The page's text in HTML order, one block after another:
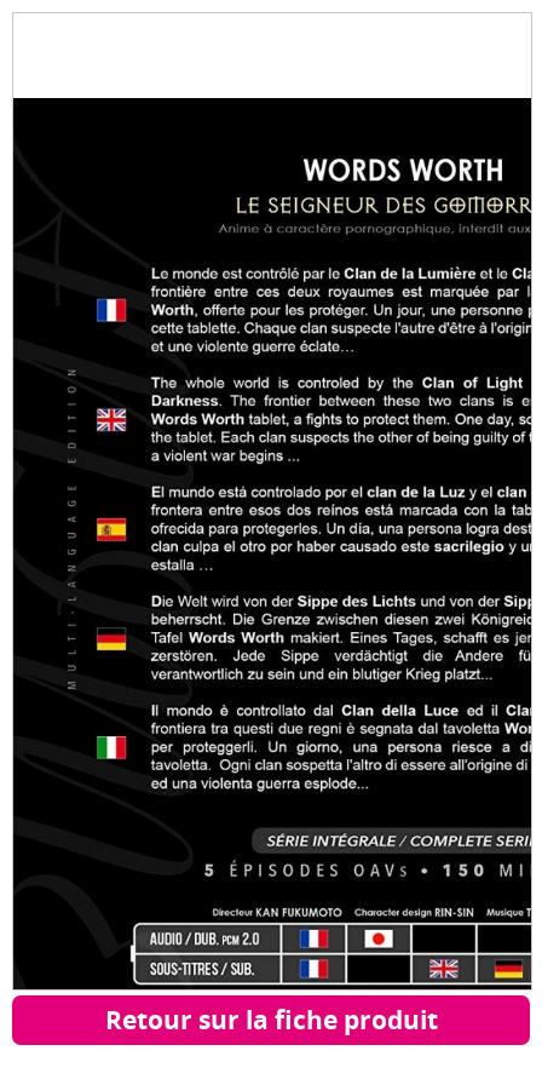
Retour sur la fiche produit